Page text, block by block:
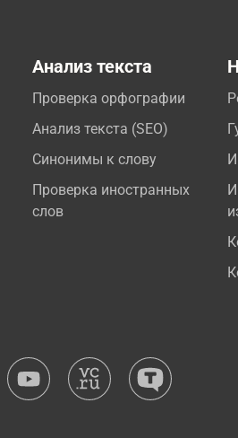
Анализ текста
Проверка орфографии
Анализ текста (SEO)
Синонимы к слову
Проверка иностранных
слов